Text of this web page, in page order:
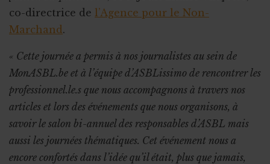
co-directrice de l’Agence pour le Non-
Marchand .
« Cette journée a permis à nos journalistes au sein de
MonASBL.be et à l’équipe d’ASBLissimo de rencontrer les
professionnel.le.s que nous accompagnons à travers nos
articles et lors des événements que nous organisons, à
savoir le salon bi-annuel des responsables d’ASBL mais
aussi les journées thématiques. Cet événement nous a
encore confortés dans l’idée qu’il était, plus que jamais,